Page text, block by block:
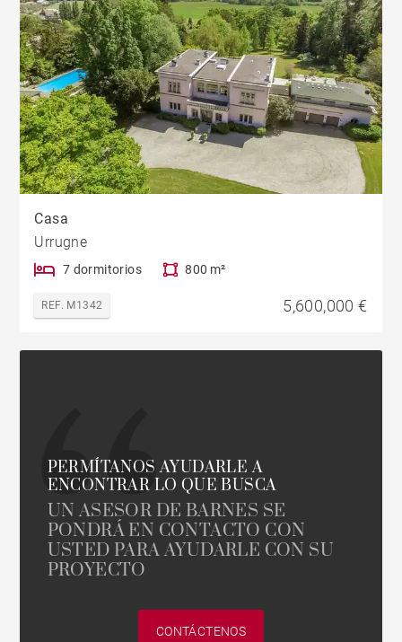
Casa
Urrugne
7 dormitorios 800 m²
REF. M1342 5,600,000 €
PERMÍTANOS AYUDARLE A
ENCONTRAR LO QUE BUSCA
UN ASESOR DE BARNES SE
PONDRÁ EN CONTACTO CON
USTED PARA AYUDARLE CON SU
PROYECTO
CONTÁCTENOS